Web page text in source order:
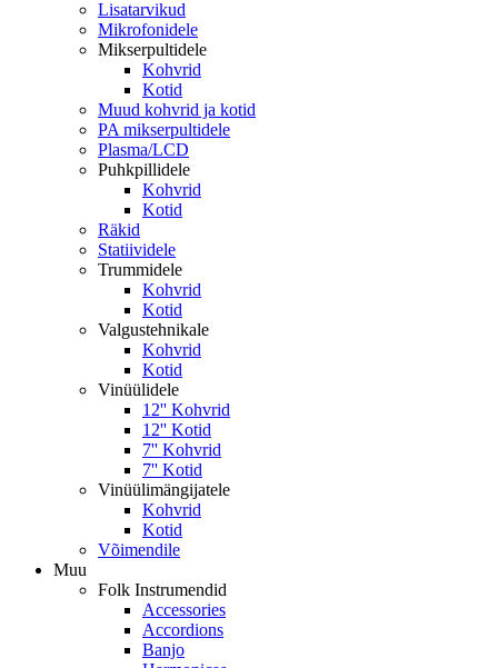
Lisatarvikud
Mikrofonidele
Mikserpultidele
Kohvrid
Kotid
Muud kohvrid ja kotid
PA mikserpultidele
Plasma/LCD
Puhkpillidele
Kohvrid
Kotid
Räkid
Statiividele
Trummidele
Kohvrid
Kotid
Valgustehnikale
Kohvrid
Kotid
Vinüülidele
12'' Kohvrid
12'' Kotid
7'' Kohvrid
7'' Kotid
Vinüülimängijatele
Kohvrid
Kotid
Võimendile
Muu
Folk Instrumendid
Accessories
Accordions
Banjo